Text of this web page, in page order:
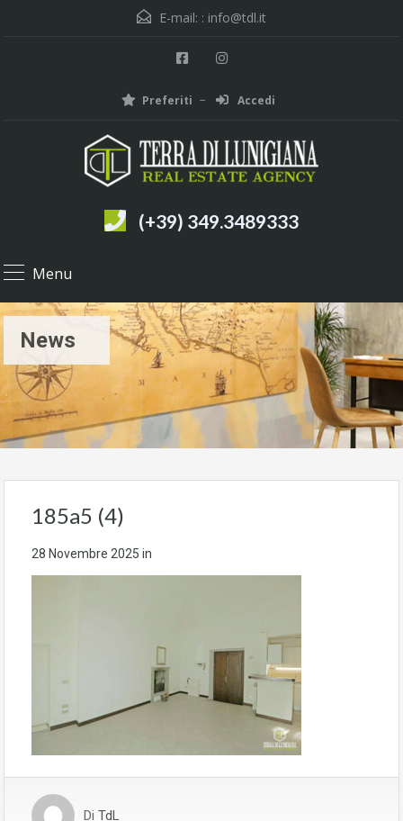
E-mail: : info@tdl.it
Preferiti Accedi
(+39) 349.3489333
Menu
News
185a5 (4)
28 Novembre 2025 in
Di TdL